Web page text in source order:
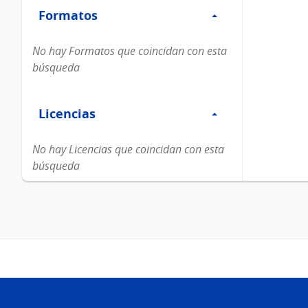
Formatos
Formatos
No hay Formatos que coincidan con esta
búsqueda
Licencias
Licencias
No hay Licencias que coincidan con esta
búsqueda